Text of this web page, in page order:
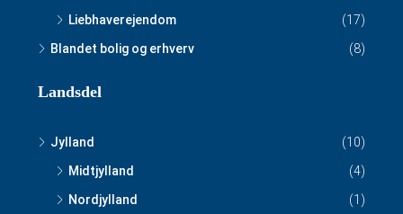
Liebhaverejendom
(17)
Blandet bolig og erhverv
(8)
Landsdel
Jylland
(10)
Midtjylland
(4)
Nordjylland
(1)